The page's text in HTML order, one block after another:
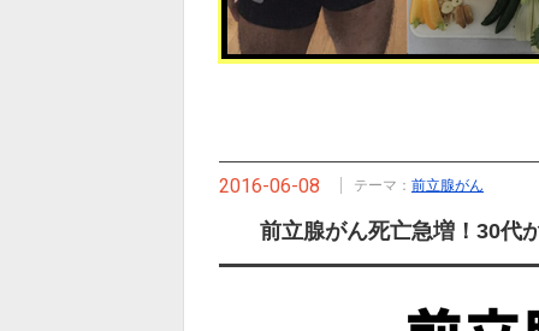
前立腺がん死亡急増！30代
2016-06-08 テーマ： 前立腺がん